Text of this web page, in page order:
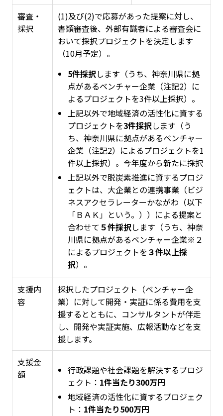
審査・
採択
(1)及び(2)で応募があった提案に対し、
書類審査後、外部有識者による審査会に
おいて採択プロジェクトを決定します
（10月予定）。
5件採択します（うち、神奈川県に拠
点があるベンチャー企業（注記2）に
よるプロジェクトを3件以上採択）。
上記以外で地域経済の活性化に資する
プロジェクトを3件採択します（う
ち、神奈川県に拠点があるベンチャー
企業（注記2）によるプロジェクトを1
件以上採択）。 今年度から新たに採択
上記以外で脱炭素推進に資するプロジ
ェクトは、 大企業との連携事業 （ビジ
ネスアクセラレーターかながわ（以下
「ＢＡＫ」という。）） による提案と
合わせて ５件採択します （うち、神奈
川県に拠点があるベンチャー企業※２
によるプロジェクトを ３件以上採
択） 。
支援内
容
採択したプロジェクト（ベンチャー企
業）に対して開発・実証に係る費用を支
援するとともに、コンサルタントが伴走
し、開発や実証実施、広報活動などを支
援します。
支援金
額
行政課題や社会課題を解決するプロジ
ェクト： 1件当たり300万円
地域経済の活性化に資するプロジェク
ト： 1件当たり500万円